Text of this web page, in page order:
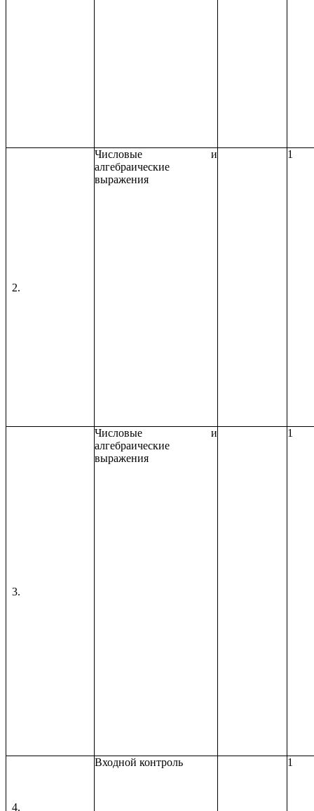
Числовые и
алгебраические
выражения
1
Числовые и
алгебраические
выражения
1
Входной контроль 1